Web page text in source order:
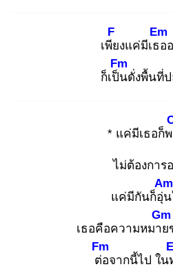
เพีย
F
งแค่มีเธอ
Em
ก็เป็น
Fm
ดั่งพื้นที่
* แค่มีเธอก็
ไม่ต้องการ
แค่มีกันก็อุ่น
Am
เธอคือความหมาย
Gm
ต่อ
Fm
จากนี้ไป ใน